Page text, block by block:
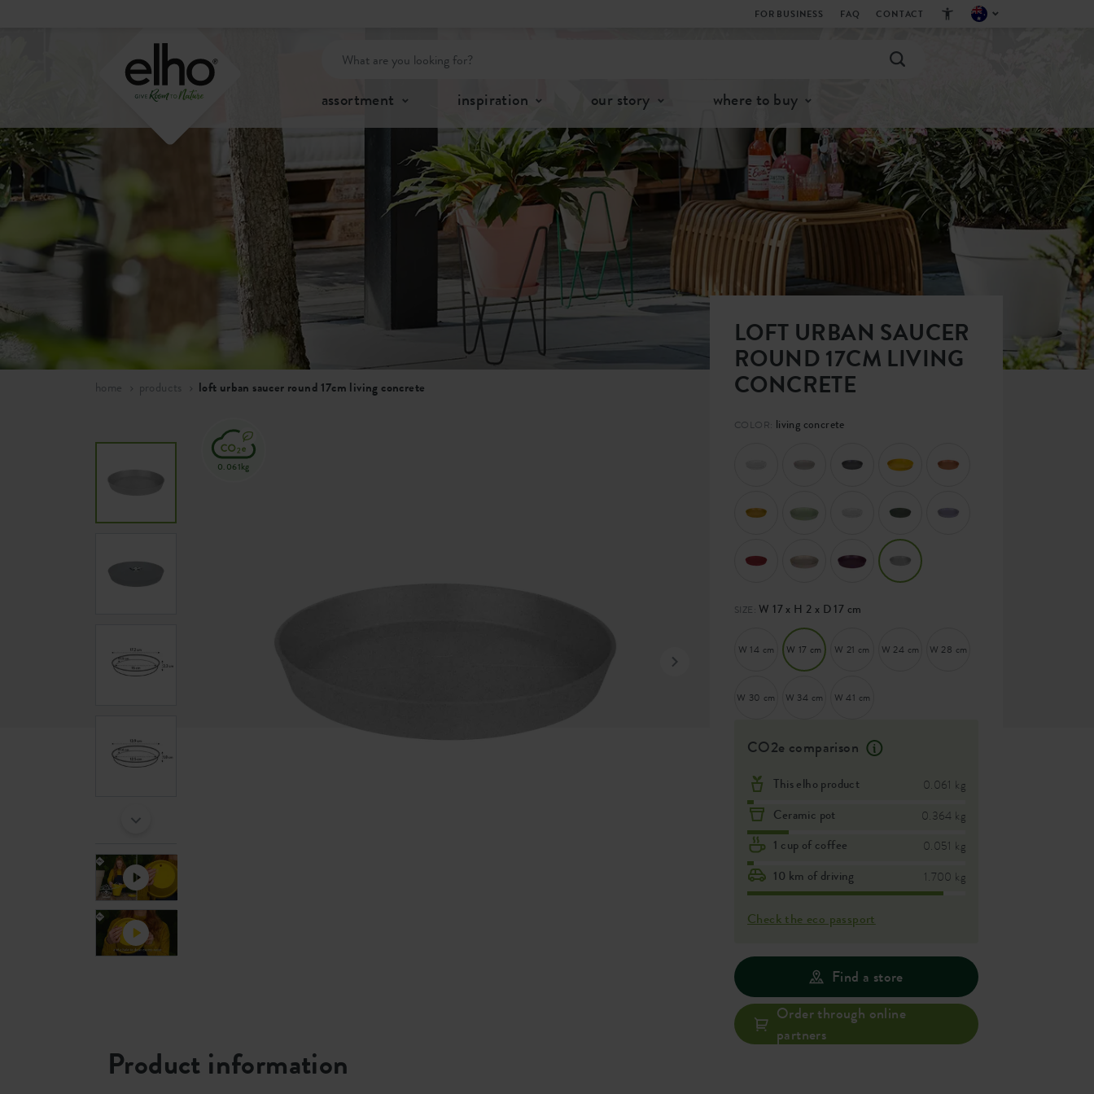
FOR BUSINESS FAQ CONTACT
assortment inspiration our story where to buy
home products loft urban saucer round 17cm living concrete
LOFT URBAN SAUCER
ROUND 17CM LIVING
CONCRETE
COLOR: living concrete
SIZE: W 17 x H 2 x D 17 cm
W 14 cm W 17 cm W 21 cm W 24 cm W 28 cm
W 30 cm W 34 cm W 41 cm
CO2e comparison
This elho product 0.061 kg
Ceramic pot 0.364 kg
1 cup of coffee 0.051 kg
10 km of driving 1.700 kg
Check the eco passport
Find a store
Order through online
partners
0.061kg
Product information